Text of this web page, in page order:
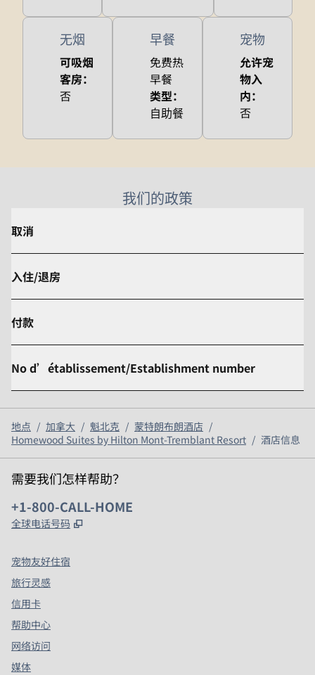
无烟
可吸烟
客房：
否
早餐
免费热
早餐
类型：
自助餐
宠物
允许宠
物入
内：
否
我们的政策
取消
入住/退房
付款
No d’établissement/Establishment number
地点 / 加拿大 / 魁北克 / 蒙特朗布朗酒店 /
Homewood Suites by Hilton Mont-Tremblant Resort / 酒店信息
需要我们怎样帮助？
电话:
+1-800-CALL-HOME
全球电话号码 ,
宠物友好住宿
旅行灵感
信用卡
帮助中心
网络访问
媒体